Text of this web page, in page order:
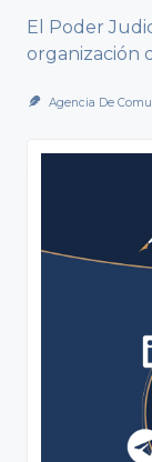
El Poder
organización
Agencia De